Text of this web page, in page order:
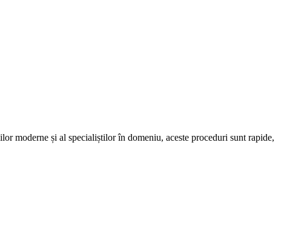
moderne și al specialiștilor în domeniu, aceste proceduri sunt rapide,